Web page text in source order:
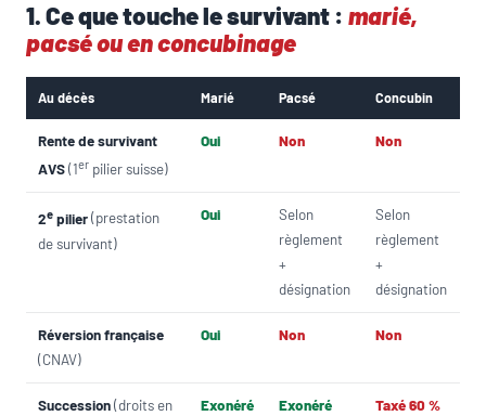
1. Ce que touche le survivant : marié,
pacsé ou en concubinage
Au décès Marié Pacsé Concubin
Rente de survivant
AVS(1er pilier suisse)
Oui Non Non
2e pilier(prestation
de survivant)
Oui
Selon
règlement
+
désignation
Selon
règlement
+
désignation
Réversion française
(CNAV)
Oui Non Non
Succession(droits en
Exonéré Exonéré Taxé 60 %